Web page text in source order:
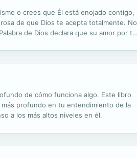
o crees que Él está enojado contigo,
de que Dios te acepta totalmente. No
de Dios declara que su amor por ti
de cómo funciona algo. Este libro
profundo en tu entendimiento de la
a los más altos niveles en él.